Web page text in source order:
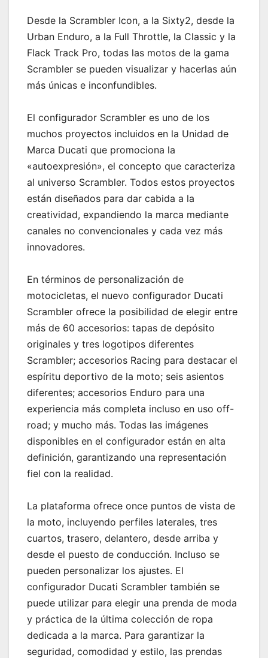
Desde la Scrambler Icon, a la Sixty2, desde la
Urban Enduro, a la Full Throttle, la Classic y la
Flack Track Pro, todas las motos de la gama
Scrambler se pueden visualizar y hacerlas aún
más únicas e inconfundibles.
El configurador Scrambler es uno de los
muchos proyectos incluidos en la Unidad de
Marca Ducati que promociona la
«autoexpresión», el concepto que caracteriza
al universo Scrambler. Todos estos proyectos
están diseñados para dar cabida a la
creatividad, expandiendo la marca mediante
canales no convencionales y cada vez más
innovadores.
En términos de personalización de
motocicletas, el nuevo configurador Ducati
Scrambler ofrece la posibilidad de elegir entre
más de 60 accesorios: tapas de depósito
originales y tres logotipos diferentes
Scrambler; accesorios Racing para destacar el
espíritu deportivo de la moto; seis asientos
diferentes; accesorios Enduro para una
experiencia más completa incluso en uso off-
road; y mucho más. Todas las imágenes
disponibles en el configurador están en alta
definición, garantizando una representación
fiel con la realidad.
La plataforma ofrece once puntos de vista de
la moto, incluyendo perfiles laterales, tres
cuartos, trasero, delantero, desde arriba y
desde el puesto de conducción. Incluso se
pueden personalizar los ajustes. El
configurador Ducati Scrambler también se
puede utilizar para elegir una prenda de moda
y práctica de la última colección de ropa
dedicada a la marca. Para garantizar la
seguridad, comodidad y estilo, las prendas